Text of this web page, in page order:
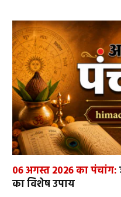
06 अगस्त 2026 का पंचांग:
का विशेष उपाय